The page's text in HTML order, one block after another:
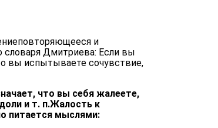
и
словаря Дмитриева: Если вы
вы испытываете сочувствие,
что вы себя жалеете,
и т. п.Жалость к
питается мыслями: